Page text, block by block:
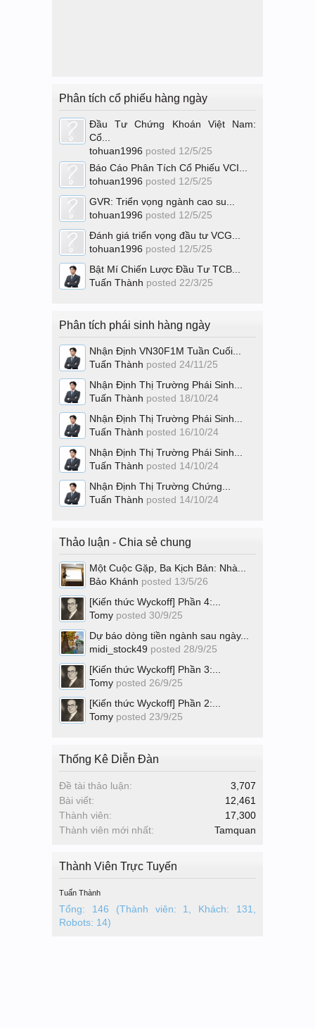
Phân tích cổ phiếu hàng ngày
Đầu Tư Chứng Khoán Việt Nam:
Cổ...
tohuan1996 posted 12/5/25
Báo Cáo Phân Tích Cổ Phiếu VCI...
tohuan1996 posted 12/5/25
GVR: Triển vọng ngành cao su...
tohuan1996 posted 12/5/25
Đánh giá triển vọng đầu tư VCG...
tohuan1996 posted 12/5/25
Bật Mí Chiến Lược Đầu Tư TCB...
Tuấn Thành posted 22/3/25
Phân tích phái sinh hàng ngày
Nhận Định VN30F1M Tuần Cuối...
Tuấn Thành posted 24/11/25
Nhận Định Thị Trường Phái Sinh...
Tuấn Thành posted 18/10/24
Nhận Định Thị Trường Phái Sinh...
Tuấn Thành posted 16/10/24
Nhận Định Thị Trường Phái Sinh...
Tuấn Thành posted 14/10/24
Nhận Định Thị Trường Chứng...
Tuấn Thành posted 14/10/24
Thảo luận - Chia sẻ chung
Một Cuộc Gặp, Ba Kịch Bản: Nhà...
Bảo Khánh posted 13/5/26
[Kiến thức Wyckoff] Phần 4:...
Tomy posted 30/9/25
Dự báo dòng tiền ngành sau ngày...
midi_stock49 posted 28/9/25
[Kiến thức Wyckoff] Phần 3:...
Tomy posted 26/9/25
[Kiến thức Wyckoff] Phần 2:...
Tomy posted 23/9/25
Thống Kê Diễn Đàn
Đề tài thảo luận:
3,707
Bài viết:
12,461
Thành viên:
17,300
Thành viên mới nhất:
Tamquan
Thành Viên Trực Tuyến
Tuấn Thành
Tổng: 146 (Thành viên: 1, Khách: 131,
Robots: 14)